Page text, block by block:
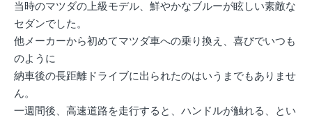
当時のマツダの上級モデル、鮮やかなブルーが眩しい素敵な
セダンでした。
他メーカーから初めてマツダ車への乗り換え、喜びでいつも
のように
納車後の長距離ドライブに出られたのはいうまでもありませ
ん。
一週間後、高速道路を走行すると、ハンドルが触れる、とい